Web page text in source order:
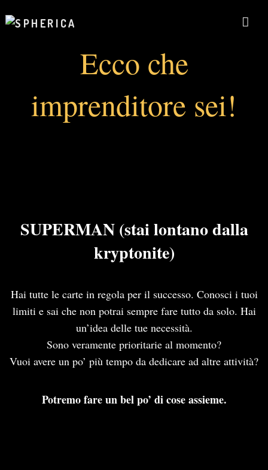
Ecco che
imprenditore sei!
SUPERMAN (stai lontano dalla
kryptonite)
Hai tutte le carte in regola per il successo. Conosci i tuoi
limiti e sai che non potrai sempre fare tutto da solo. Hai
un’idea delle tue necessità.
Sono veramente prioritarie al momento?
Vuoi avere un po’ più tempo da dedicare ad altre attività?
Potremo fare un bel po’ di cose assieme.